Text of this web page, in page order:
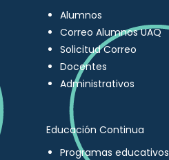
Alumnos
Correo Alumnos UAQ
Solicitud Correo
Docentes
Administrativos
Educación Continua
Programas educativos